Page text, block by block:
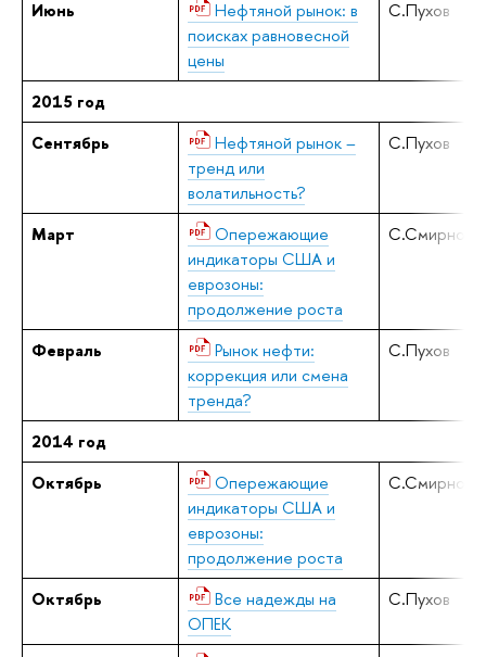
Июнь
Нефтяной рынок: в
поисках равновесной
цены
С.Пухов
2015 год
Сентябрь
Нефтяной рынок –
тренд или
волатильность?
С.Пухов
Март
Опережающие
индикаторы США и
еврозоны:
продолжение роста
С.Смирнов
Февраль
Рынок нефти:
коррекция или смена
тренда?
С.Пухов
2014 год
Октябрь
Опережающие
индикаторы США и
еврозоны:
продолжение роста
С.Смирнов
Октябрь
Все надежды на
ОПЕК
С.Пухов